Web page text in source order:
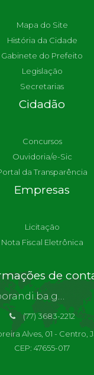
Mapa do Site
História da Cidade
Gabinete do Prefeito
Legislação
Secretarias
Cidadão
Concursos
Ouvidoria/e-Sic
da Transparência
Empresas
Licitação
Nota Fiscal Eletrônica
de
Ronaldo Da Paz Dourado
(77) 3683-2212
Alves, 01 - Centro,
CEP: 47655-017